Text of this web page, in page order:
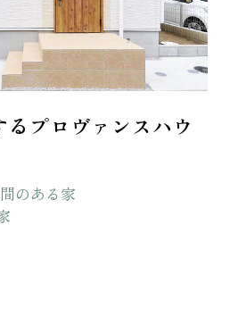
プロヴァンスハウ
のある家